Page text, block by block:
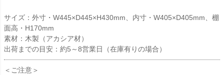
サイズ：外寸・W445×D445×H430mm、内寸・W405×D405mm、棚
面高・H170mm
素材：木製（アカシア材）
出荷までの目安：約5～8営業日（在庫有りの場合）
＜ご注意＞